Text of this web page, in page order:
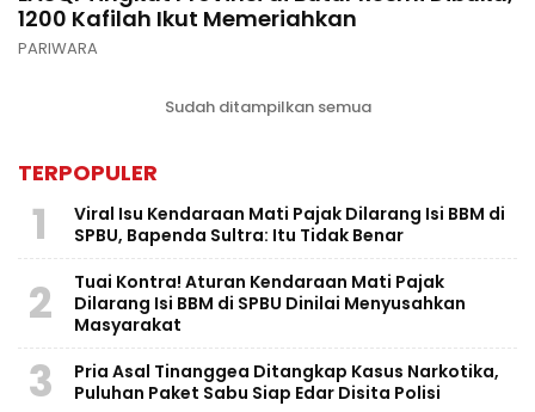
1200 Kafilah Ikut Memeriahkan
PARIWARA
Sudah ditampilkan semua
TERPOPULER
1
Viral Isu Kendaraan Mati Pajak Dilarang Isi BBM di
SPBU, Bapenda Sultra: Itu Tidak Benar
2
Tuai Kontra! Aturan Kendaraan Mati Pajak
Dilarang Isi BBM di SPBU Dinilai Menyusahkan
Masyarakat
3
Pria Asal Tinanggea Ditangkap Kasus Narkotika,
Puluhan Paket Sabu Siap Edar Disita Polisi